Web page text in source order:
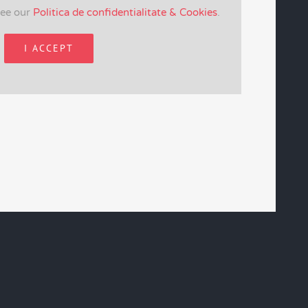
our Politica de confidentialitate & Cookies.
I ACCEPT